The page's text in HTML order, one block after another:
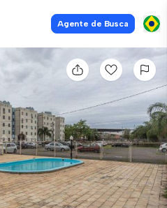
Agente de Busca